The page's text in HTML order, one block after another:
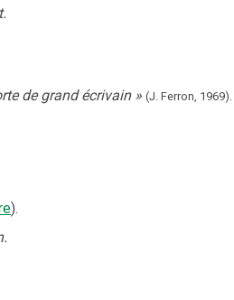
de grand écrivain » (J. Ferron, 1969).
).